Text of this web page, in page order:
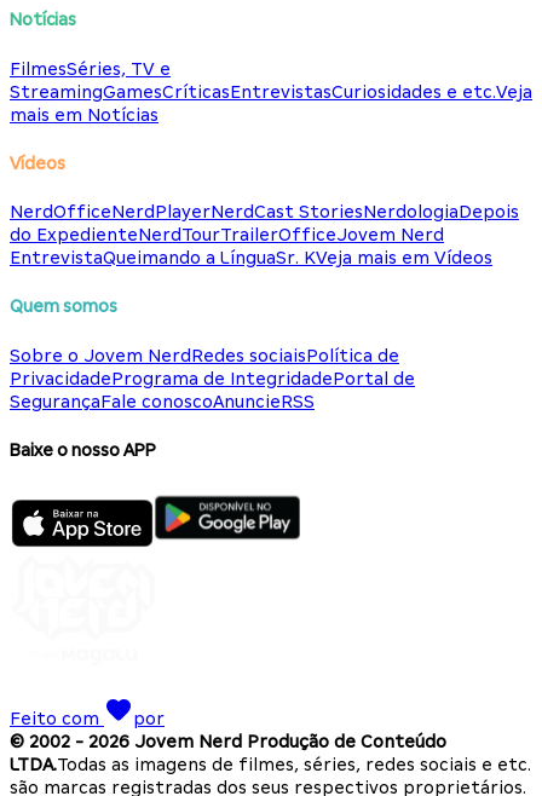
Notícias
FilmesSéries, TV e
StreamingGamesCríticasEntrevistasCuriosidades e etc.Veja
mais em Notícias
Vídeos
NerdOfficeNerdPlayerNerdCast StoriesNerdologiaDepois
do ExpedienteNerdTourTrailerOfficeJovem Nerd
EntrevistaQueimando a LínguaSr. KVeja mais em Vídeos
Quem somos
Sobre o Jovem NerdRedes sociaisPolítica de
PrivacidadePrograma de IntegridadePortal de
SegurançaFale conoscoAnuncieRSS
Baixe o nosso APP
Feito com
por
© 2002 - 2026 Jovem Nerd Produção de Conteúdo
LTDA.Todas as imagens de filmes, séries, redes sociais e etc.
são marcas registradas dos seus respectivos proprietários.